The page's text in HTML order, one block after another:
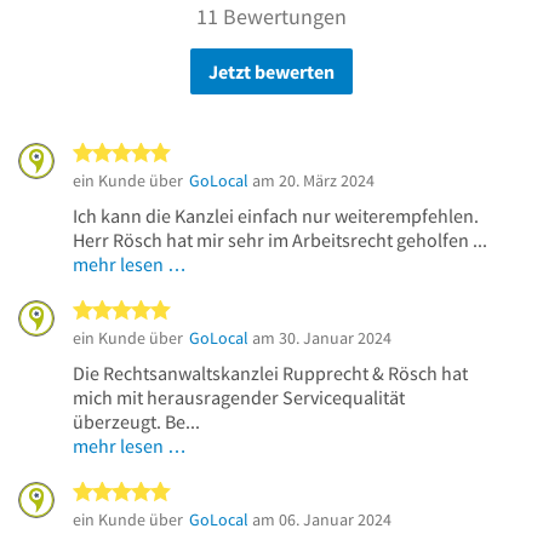
11 Bewertungen
Jetzt bewerten
ein Kunde über GoLocal am 20. März 2024
Ich kann die Kanzlei einfach nur weiterempfehlen.
Herr Rösch hat mir sehr im Arbeitsrecht geholfen ...
mehr lesen …
ein Kunde über GoLocal am 30. Januar 2024
Die Rechtsanwaltskanzlei Rupprecht & Rösch hat
mich mit herausragender Servicequalität
überzeugt. Be...
mehr lesen …
ein Kunde über GoLocal am 06. Januar 2024